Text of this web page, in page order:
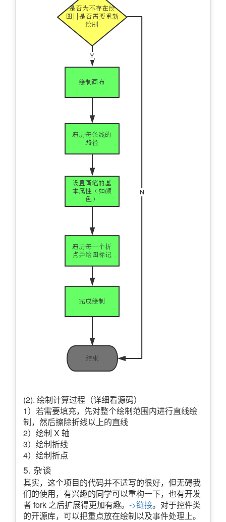
(2). 绘制计算过程（详细看源码）
1）若需要填充，先对整个绘制范围内进行直线绘
制，然后擦除折线以上的直线
2）绘制 X 轴
3）绘制折线
4）绘制折点
5. 杂谈
其实，这个项目的代码并不适写的很好，但无碍我
们的使用，有兴趣的同学可以重构一下，也有开发
者 fork 之后扩展得更加有趣。 ->链接。对于控件类
的开源库，可以把重点放在绘制以及事件处理上。